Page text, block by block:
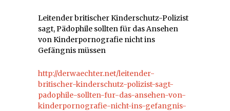
Leitender britischer Kinderschutz-Polizist
sagt, Pädophile sollten für das Ansehen
von Kinderpornografie nicht ins
Gefängnis müssen
http://derwaechter.net/leitender-
britischer-kinderschutz-polizist-sagt-
padophile-sollten-fur-das-ansehen-von-
kinderpornografie-nicht-ins-gefangnis-